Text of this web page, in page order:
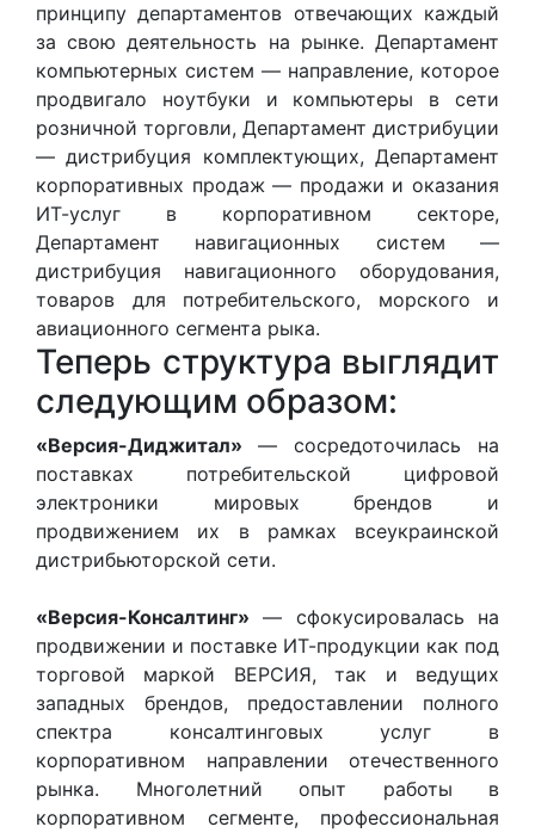
принципу департаментов отвечающих каждый
за свою деятельность на рынке. Департамент
компьютерных систем — направление, которое
продвигало ноутбуки и компьютеры в сети
розничной торговли, Департамент дистрибуции
— дистрибуция комплектующих, Департамент
корпоративных продаж — продажи и оказания
ИТ-услуг в корпоративном секторе,
Департамент навигационных систем —
дистрибуция навигационного оборудования,
товаров для потребительского, морского и
авиационного сегмента рыка.
Теперь структура выглядит
следующим образом:
«Версия-Диджитал» — сосредоточилась на
поставках потребительской цифровой
электроники мировых брендов и
продвижением их в рамках всеукраинской
дистрибьюторской сети.
«Версия-Консалтинг» — сфокусировалась на
продвижении и поставке ИТ-продукции как под
торговой маркой ВЕРСИЯ, так и ведущих
западных брендов, предоставлении полного
спектра консалтинговых услуг в
корпоративном направлении отечественного
рынка. Многолетний опыт работы в
корпоративном сегменте, профессиональная